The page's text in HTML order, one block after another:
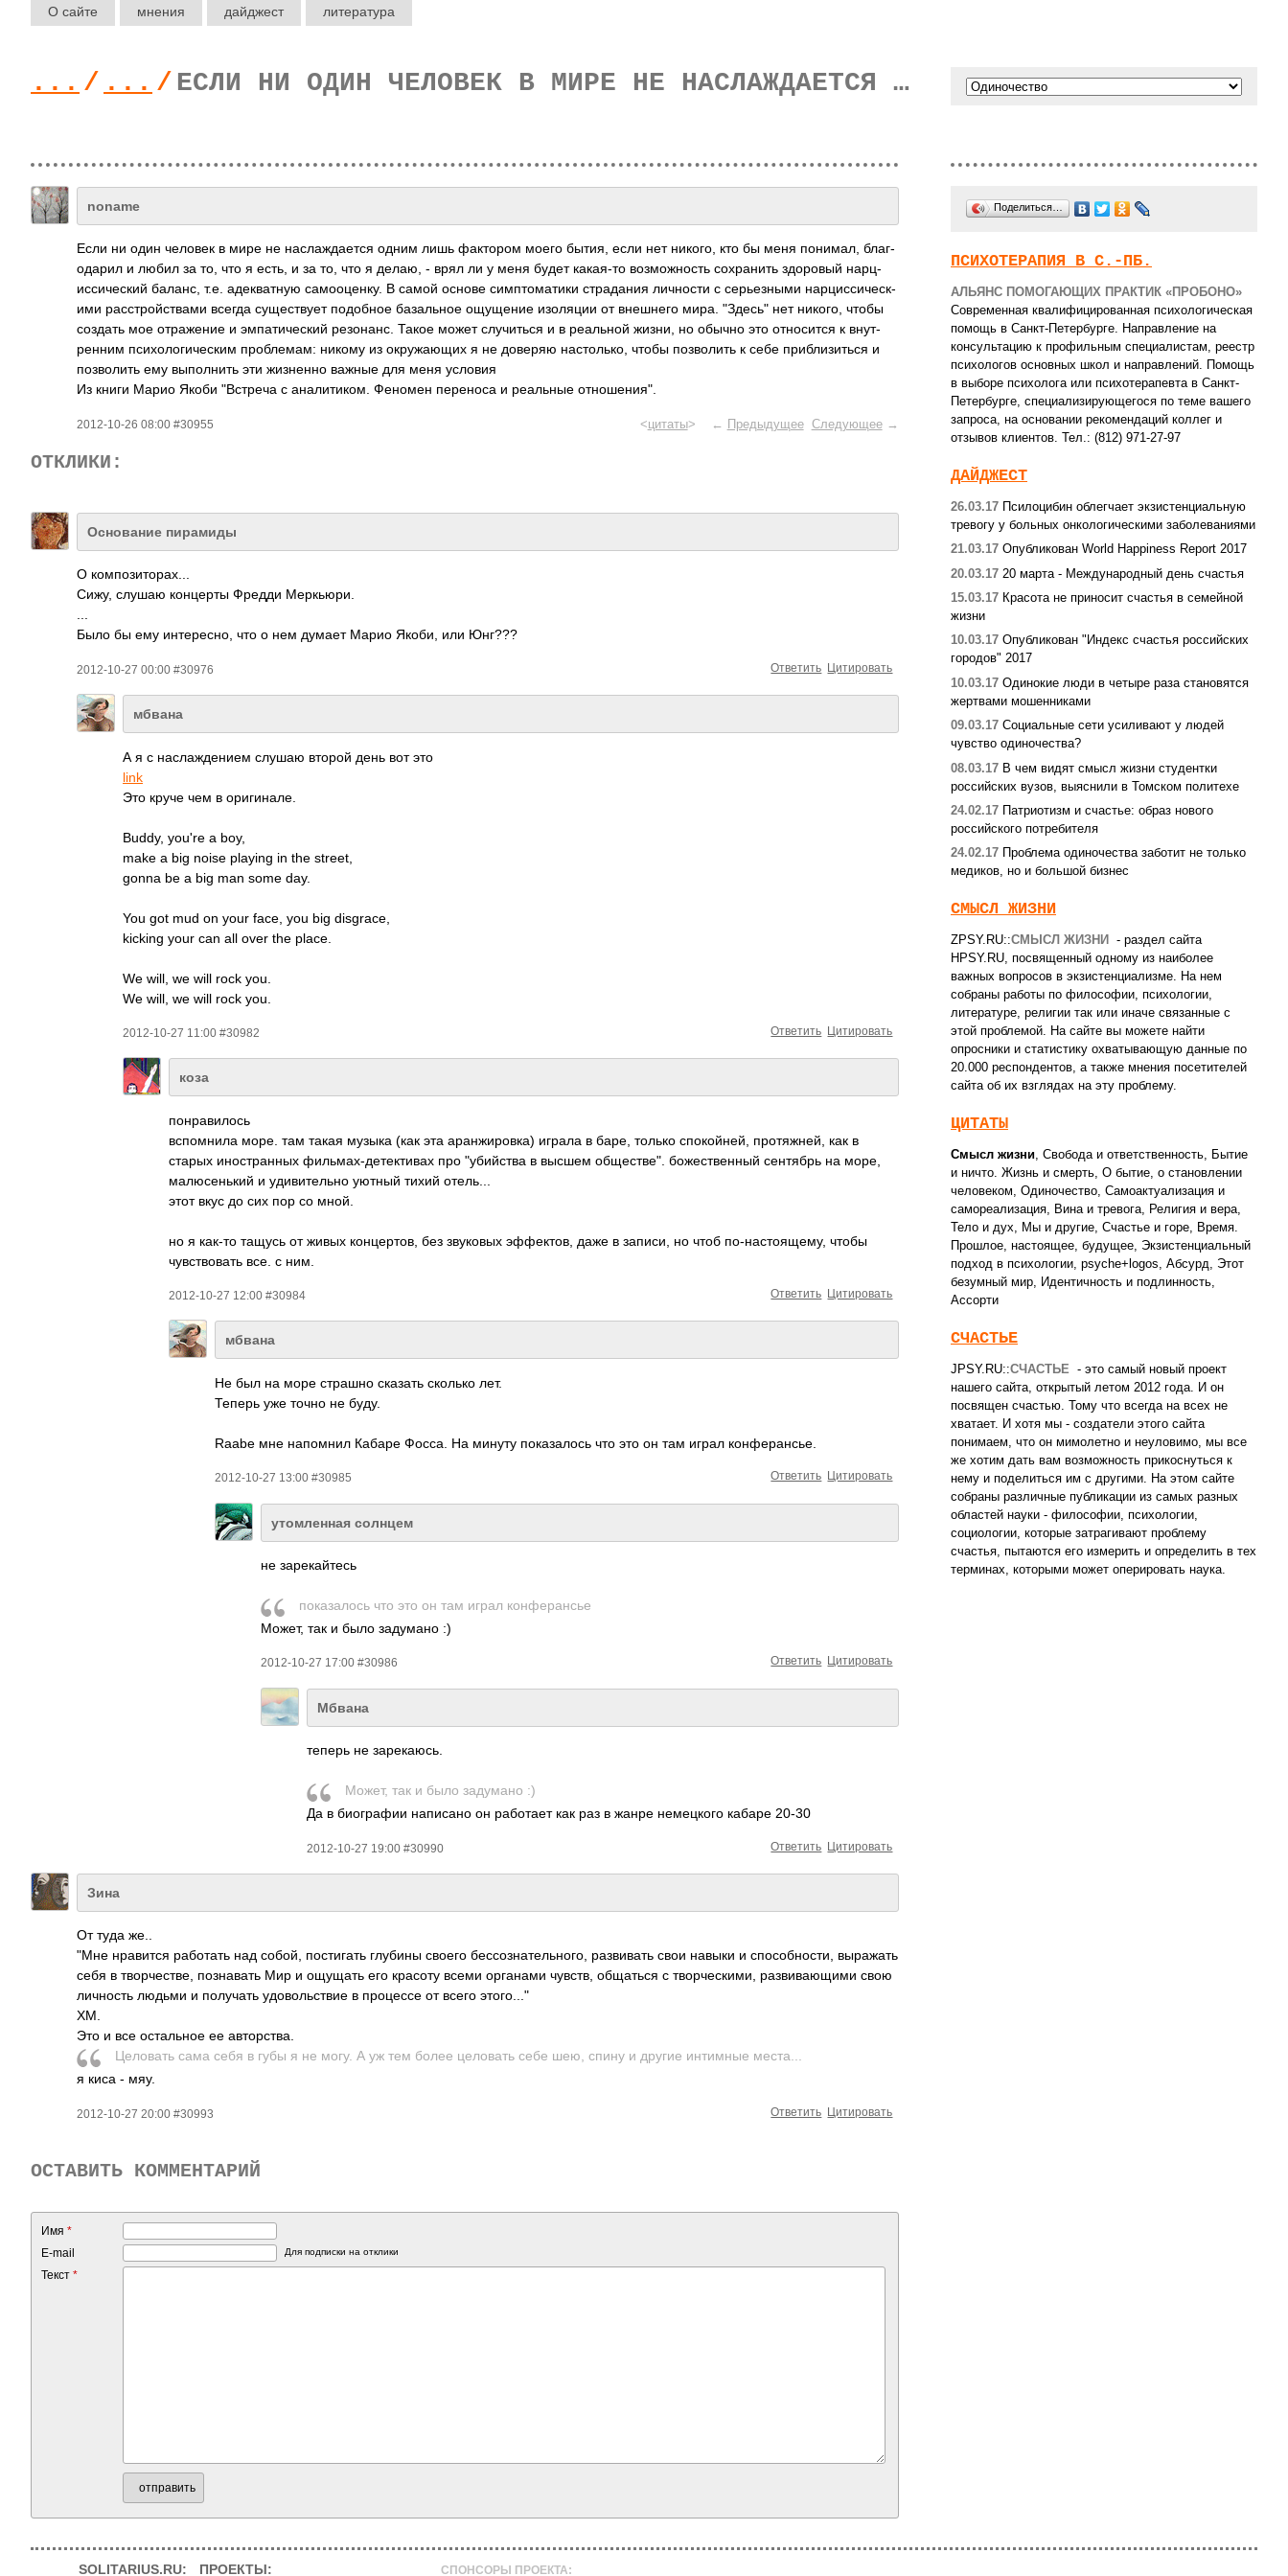
О сайте мнения дайджест литература
... / ... / ЕСЛИ НИ ОДИН ЧЕЛОВЕК В МИРЕ НЕ НАСЛАЖДАЕТСЯ …
noname
Если ни один человек в мире не насл­ажда­ется одним лишь факт­ором моего бытия, если нет никого, кто бы меня пони­мал, благ­
одарил и любил за то, что я есть, и за то, что я делаю, - врял ли у меня будет кака­я-то возм­ожно­сть сохр­анить здор­овый нарц­
исси­ческий баланс, т.е. адек­ватную само­оцен­ку. В самой основе симп­тома­тики стра­дания личн­ости с серь­езными нарц­исси­ческ­
ими расс­трой­ствами всегда суще­ствует подо­бное база­льное ощущ­ение изол­яции от внеш­него мира. "Здесь" нет никого, чтобы
создать мое отра­жение и эмпа­тиче­ский резо­нанс. Такое может случ­иться и в реал­ьной жизни, но обычно это отно­сится к внут­
ренним псих­олог­ичес­ким проб­лемам: никому из окру­жающих я не доверяю наст­олько, чтобы позв­олить к себе приб­лизи­ться и
позв­олить ему выпо­лнить эти жизн­енно важные для меня условия
Из книги Марио Якоби "Вст­реча с анал­итик­ом. Феномен пере­носа и реал­ьные отно­шени­я".
2012-10-26 08:00 #30955 <цитаты> ← Предыдущее Следующее→
ОТКЛИКИ:
Основание пирамиды
О комп­озит­орах­...
Сижу, слушаю конц­ерты Фредди Мерк­ьюри.
...
Было бы ему инте­ресно, что о нем думает Марио Якоби, или Юнг???
2012-10-27 00:00 #30976 Цитировать
Ответить
мбвана
А я с насл­ажде­нием слушаю второй день вот это
link
Это круче чем в ориг­инале.
Buddy, you're a boy,
make a big noise playing in the street,
gonna be a big man some day.
You got mud on your face, you big disg­race,
kicking your can all over the place.
We will, we will rock you.
We will, we will rock you.
2012-10-27 11:00 #30982 Цитировать
Ответить
коза
понр­авил­ось
вспо­мнила море. там такая музыка (как эта аран­жиро­вка) играла в баре, только спок­ойней, прот­яжней, как в
старых инос­тран­ных филь­мах-­дете­ктивах про "уби­йства в высшем обще­стве". боже­стве­нный сент­ябрь на море,
малю­сень­кий и удив­ител­ьно уютный тихий отел­ь...
этот вкус до сих пор со мной.
но я как-то тащусь от живых конц­ертов, без звук­овых эффе­ктов, даже в записи, но чтоб по-н­асто­ящему, чтобы
чувс­твов­ать все. с ним.
2012-10-27 12:00 #30984 Цитировать
Ответить
мбвана
Не был на море страшно сказать сколько лет.
Теперь уже точно не буду.
Raabe мне напо­мнил Кабаре Фосса. На минуту пока­залось что это он там играл конф­еран­сье.
2012-10-27 13:00 #30985 Цитировать
Ответить
утомленная солнцем
не заре­кайт­есь
пока­­зал­ось что это он там играл конф­­ера­н­сье
Может, так и было заду­мано :)
2012-10-27 17:00 #30986 Цитировать
Ответить
Мбвана
теперь не заре­каюсь.
Может, так и было заду­­мано :)
Да в биог­рафии напи­сано он рабо­тает как раз в жанре неме­цкого кабаре 20-30
2012-10-27 19:00 #30990 Цитировать
Ответить
Зина
От туда же..
"Мне нрав­ится рабо­тать над собой, пост­игать глубины своего бесс­озна­тель­ного, разв­ивать свои навыки и спос­обно­сти, выра­жать
себя в твор­чест­ве, позн­авать Мир и ощущать его красоту всеми орга­нами чувств, обща­ться с твор­ческ­ими, разв­иваю­щими свою
личн­ость людьми и полу­чать удов­ольс­твие в проц­ессе от всего этог­о..."
ХМ.
Это и все оста­льное ее авто­рства.
Цело­вать сама себя в губы я не могу. А уж тем более цело­вать себе шею, спину и другие инти­мные мест­а...
я киса - мяу.
2012-10-27 20:00 #30993 Цитировать
Ответить
ОСТАВИТЬ КОММЕНТАРИЙ
Имя *
E-mail
Для подписки на отклики
Текст *
отправить
Поделиться…
ПСИХОТЕРАПИЯ В С.-ПБ.
АЛЬЯНС ПОМОГАЮЩИХ ПРАКТИК «ПРОБОНО»
Современная квалифицированная психологическая
помощь в Санкт-Петербурге. Направление на
консультацию к профильным специалистам, реестр
психологов основных школ и направлений. Помощь
в выборе психолога или психотерапевта в Санкт-
Петербурге, специализирующегося по теме вашего
запроса, на основании рекомендаций коллег и
отзывов клиентов. Тел.: (812) 971-27-97
ДАЙДЖЕСТ
26.03.17 Псилоцибин облегчает экзистенциальную
тревогу у больных онкологическими заболеваниями
21.03.17 Опубликован World Happiness Report 2017
20.03.17 20 марта - Международный день счастья
15.03.17 Красота не приносит счастья в семейной
жизни
10.03.17 Опубликован "Индекс счастья российских
городов" 2017
10.03.17 Одинокие люди в четыре раза становятся
жертвами мошенниками
09.03.17 Социальные сети усиливают у людей
чувство одиночества?
08.03.17 В чем видят смысл жизни студентки
российских вузов, выяснили в Томском политехе
24.02.17 Патриотизм и счастье: образ нового
российского потребителя
24.02.17 Проблема одиночества заботит не только
медиков, но и большой бизнес
СМЫСЛ ЖИЗНИ
ZPSY.RU::СМЫСЛ ЖИЗНИ
- раздел сайта
HPSY.RU, посвященный одному из наиболее
важных вопросов в экзистенциализме. На нем
собраны работы по философии, психологии,
литературе, религии так или иначе связанные с
этой проблемой. На сайте вы можете найти
опросники и статистику охватывающую данные по
20.000 респондентов, а также мнения посетителей
сайта об их взглядах на эту проблему.
ЦИТАТЫ
Смысл жизни, Свобода и ответственность, Бытие
и ничто. Жизнь и смерть, О бытие, о становлении
человеком, Одиночество, Самоактуализация и
самореализация, Вина и тревога, Религия и вера,
Тело и дух, Мы и другие, Счастье и горе, Время.
Прошлое, настоящее, будущее, Экзистенциальный
подход в психологии, psyche+logos, Абсурд, Этот
безумный мир, Идентичность и подлинность,
Ассорти
СЧАСТЬЕ
JPSY.RU::СЧАСТЬЕ - это самый новый проект
нашего сайта, открытый летом 2012 года. И он
посвящен счастью. Тому что всегда на всех не
хватает. И хотя мы - создатели этого сайта
понимаем, что он мимолетно и неуловимо, мы все
же хотим дать вам возможность прикоснуться к
нему и поделиться им с другими. На этом сайте
собраны различные публикации из самых разных
областей науки - философии, психологии,
социологии, которые затрагивают проблему
счастья, пытаются его измерить и определить в тех
терминах, которыми может оперировать наука.
SOLITARIUS.RU: ПРОЕКТЫ: СПОНСОРЫ ПРОЕКТА: